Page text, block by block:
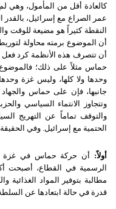
كالعادة أقل من المأمول، وهي
عمر الصراع مع إسرائيل، بالقدر
النقطة كثيراً هو مضيعة للوقت
أن الموضوع برمته محاولة
أن تتصرف هذه الأنظمة كرد فعل
حماس مثلاً على ذلك؛
وحدها ولا كلها، وليس غزة
جانبها، فإن على حماس
وتتجاوز الانتماء السياسي
والتوقف تماماً عن التهريج
الحتمية مع إسرائيل وفي
أولاً: أن حركة حماس في غزة
الرسمية في القطاع، أصبحت
مطالبة بتوفير المواد الغذائية
قدرة في حالة ابتعادها عن